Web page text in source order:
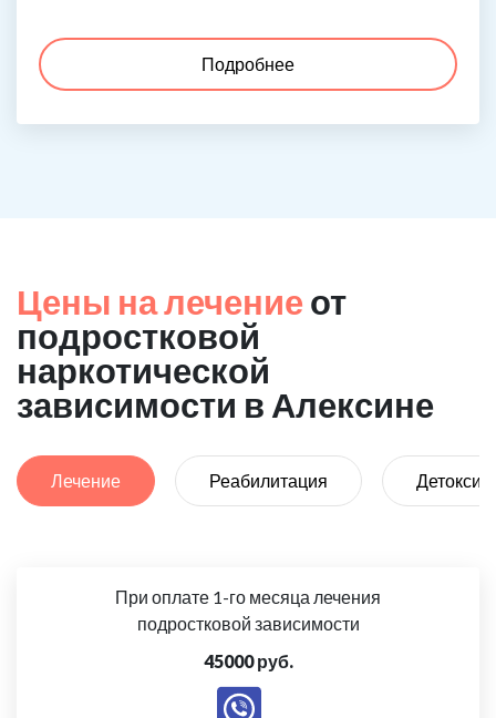
Подробнее
Цены на лечение от
подростковой
наркотической
зависимости в Алексине
Лечение Реабилитация
При оплате 1-го месяца лечения
подростковой зависимости
45000 руб.